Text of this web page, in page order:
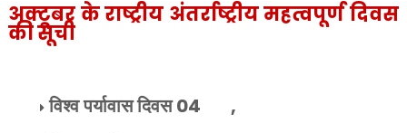
अक्टूबर के राष्ट्रीय अंतर्राष्ट्रीय महत्वपूर्ण दिवस
की सूची
विश्व पर्यावास दिवस04 ,